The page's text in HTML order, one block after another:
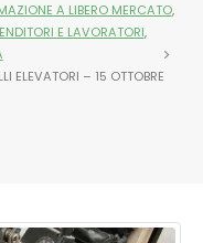
A LIBERO MERCATO,
E LAVORATORI,
ELEVATORI – 15 OTTOBRE